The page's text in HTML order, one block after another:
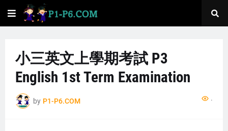
小三英文上學期考試 P3
English 1st Term Examination
by P1-P6.COM ...